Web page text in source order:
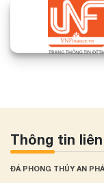
Thông tin
ĐÁ PHONG THỦY AN